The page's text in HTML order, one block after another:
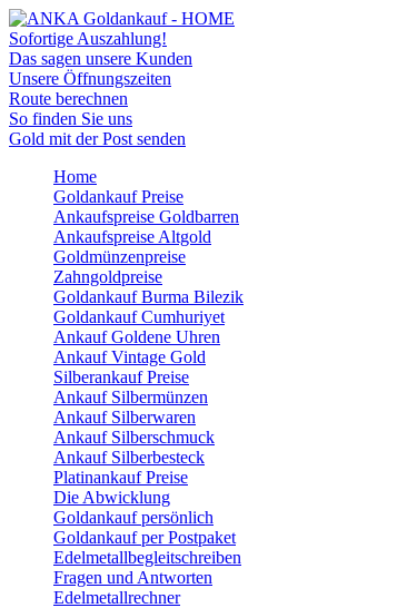
Sofortige Auszahlung!
Das sagen unsere Kunden
Unsere Öffnungszeiten
Route berechnen
So finden Sie uns
Gold mit der Post senden
Home
Goldankauf Preise
Ankaufspreise Goldbarren
Ankaufspreise Altgold
Goldmünzenpreise
Zahngoldpreise
Goldankauf Burma Bilezik
Goldankauf Cumhuriyet
Ankauf Goldene Uhren
Ankauf Vintage Gold
Silberankauf Preise
Ankauf Silbermünzen
Ankauf Silberwaren
Ankauf Silberschmuck
Ankauf Silberbesteck
Platinankauf Preise
Die Abwicklung
Goldankauf persönlich
Goldankauf per Postpaket
Edelmetallbegleitschreiben
Fragen und Antworten
Edelmetallrechner